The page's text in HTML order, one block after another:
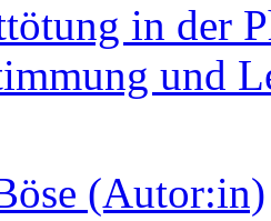
in der
und
(Autor:in)